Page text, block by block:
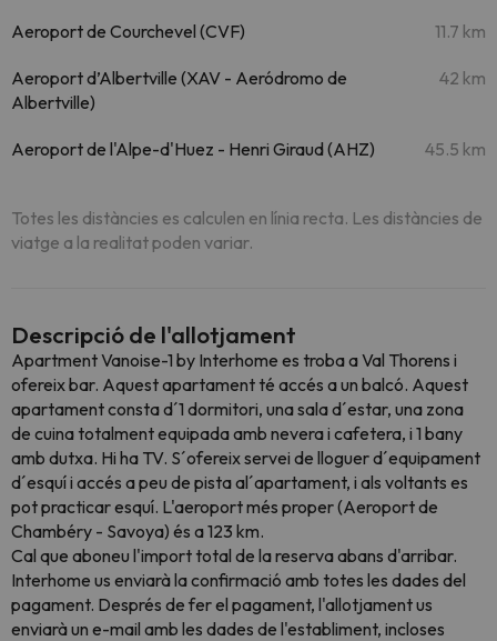
Aeroport de Courchevel (CVF) 11.7 km
Aeroport d’Albertville (XAV - Aeródromo de
Albertville)
42 km
Aeroport de l'Alpe-d'Huez - Henri Giraud (AHZ) 45.5 km
Totes les distàncies es calculen en línia recta. Les distàncies de
viatge a la realitat poden variar.
Descripció de l'allotjament
Apartment Vanoise-1 by Interhome es troba a Val Thorens i
ofereix bar. Aquest apartament té accés a un balcó. Aquest
apartament consta d´1 dormitori, una sala d´estar, una zona
de cuina totalment equipada amb nevera i cafetera, i 1 bany
amb dutxa. Hi ha TV. S´ofereix servei de lloguer d´equipament
d´esquí i accés a peu de pista al´apartament, i als voltants es
pot practicar esquí. L'aeroport més proper (Aeroport de
Chambéry - Savoya) és a 123 km.
Cal que aboneu l'import total de la reserva abans d'arribar.
Interhome us enviarà la confirmació amb totes les dades del
pagament. Després de fer el pagament, l'allotjament us
enviarà un e-mail amb les dades de l'establiment, incloses